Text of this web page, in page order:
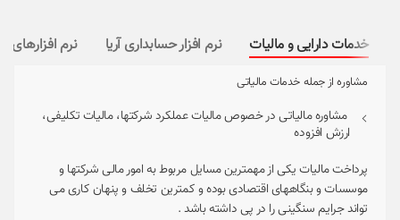
خدمات دارایی و مالیات نرم افزار حسابداری آریا نرم افزارهای
مشاوره از جمله خدمات مالیاتی
مشاوره مالیاتی در خصوص مالیات عملکرد شرکتها، مالیات تکلیفی،
ارزش افزوده
پرداخت مالیات یکی از مهمترین مسایل مربوط به امور مالی شرکتها و
موسسات و بنگاههای اقتصادی بوده و کمترین تخلف و پنهان کاری می
تواند جرایم سنگینی را در پی داشته باشد .